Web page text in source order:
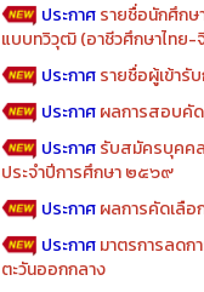
ประกาศผลการสอบคัด
ประกาศรายชื่อนักศึกษ
แบบทวิวุฒิ (อาชีวศึกษาไทย
ประกาศรายชื่อผู้เข้ารั
ประกาศผลการสอบคัด
ประกาศรับสมัครบุคคล
ประจำปีการศึกษา ๒๕๖๙